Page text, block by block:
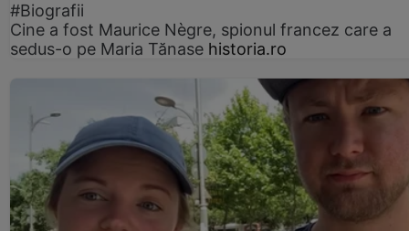
#Biografii
Cine a fost Maurice Nègre, spionul francez care a
sedus-o pe Maria Tănase historia.ro